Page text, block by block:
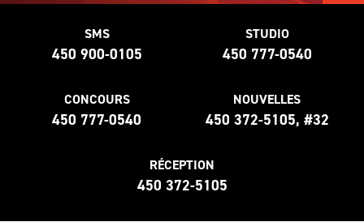
SMS
450 900-0105
STUDIO
450 777-0540
CONCOURS
450 777-0540
NOUVELLES
450 372-5105, #32
RÉCEPTION
450 372-5105